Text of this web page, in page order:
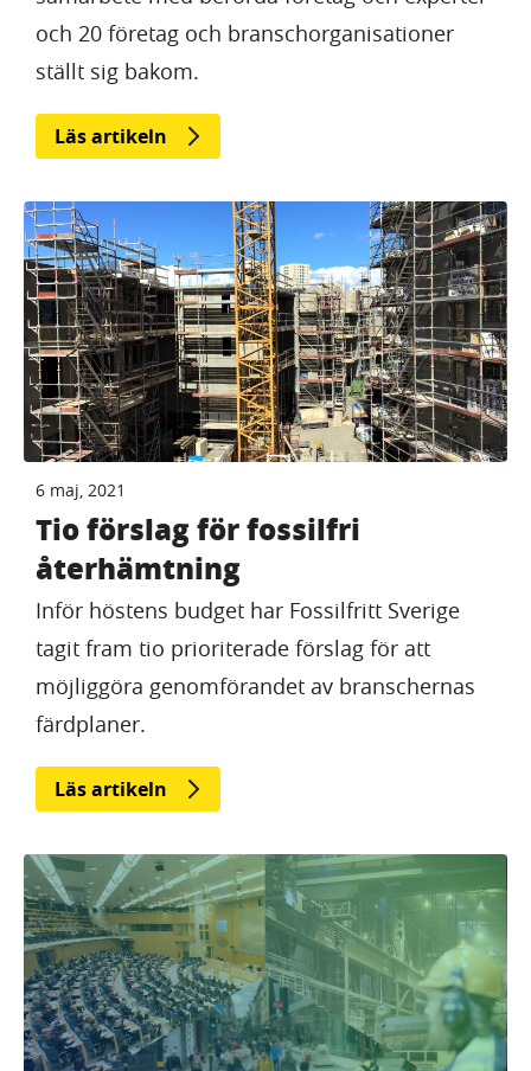
och 20 företag och branschorganisationer
ställt sig bakom.
Läs artikeln
6 maj, 2021
Tio förslag för fossilfri
återhämtning
Inför höstens budget har Fossilfritt Sverige
tagit fram tio prioriterade förslag för att
möjliggöra genomförandet av branschernas
färdplaner.
Läs artikeln